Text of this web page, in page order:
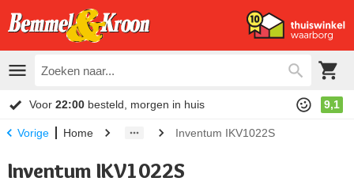
Voor 22:00 besteld, morgen in huis 9,1
Vorige Home Inventum IKV1022S
Inventum IKV1022S